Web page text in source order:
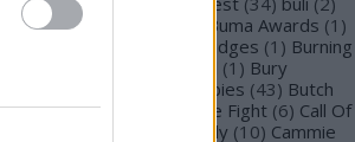
Bullet for M Valentine
Buma Awards (1 )
Burning Bridges (1 ) Burning
(1 ) Bury
Butcher Babies (43) Butch
Vig (2) Cadaveria Cage Fight (6) Call Of
Cammie Beverly (10) Cammie